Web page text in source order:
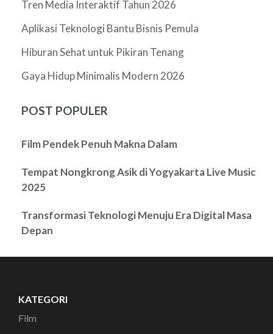
Tren Media Interaktif Tahun 2026
Aplikasi Teknologi Bantu Bisnis Pemula
Hiburan Sehat untuk Pikiran Tenang
Gaya Hidup Minimalis Modern 2026
POST POPULER
Film Pendek Penuh Makna Dalam
Tempat Nongkrong Asik di Yogyakarta Live Music
2025
Transformasi Teknologi Menuju Era Digital Masa
Depan
KATEGORI
Film